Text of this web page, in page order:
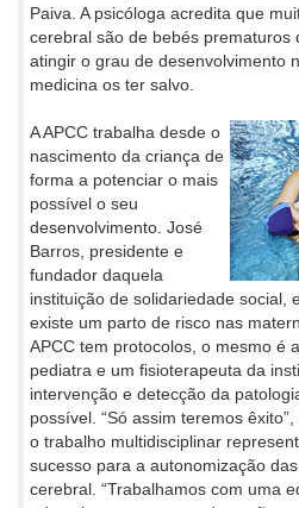
Paiva. A psicóloga acredita que
cerebral são de bebés prematuros
atingir o grau de desenvolvimento
medicina os ter salvo.
A APCC trabalha desde o
nascimento da criança de
forma a potenciar o mais
possível o seu
desenvolvimento. José
Barros, presidente e
fundador daquela
instituição de solidariedade social,
existe um parto de risco nas
APCC tem protocolos, o mesmo é
pediatra e um fisioterapeuta da
intervenção e detecção da
possível. “Só assim teremos
o trabalho multidisciplinar
sucesso para a autonomização
cerebral. “Trabalhamos com uma